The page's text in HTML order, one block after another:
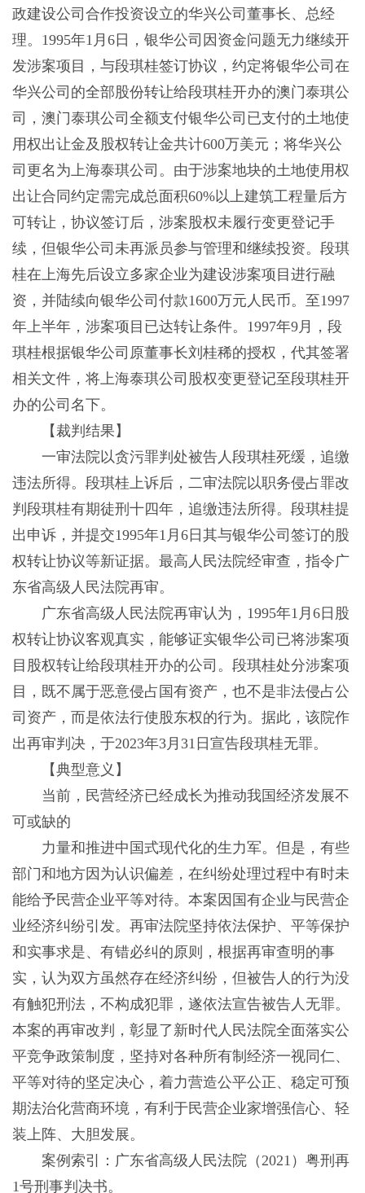
政建设公司合作投资设立的华兴公司董事长、总经
理。1995年1月6日，银华公司因资金问题无力继续开
发涉案项目，与段琪桂签订协议，约定将银华公司在
华兴公司的全部股份转让给段琪桂开办的澳门泰琪公
司，澳门泰琪公司全额支付银华公司已支付的土地使
用权出让金及股权转让金共计600万美元；将华兴公
司更名为上海泰琪公司。由于涉案地块的土地使用权
出让合同约定需完成总面积60%以上建筑工程量后方
可转让，协议签订后，涉案股权未履行变更登记手
续，但银华公司未再派员参与管理和继续投资。段琪
桂在上海先后设立多家企业为建设涉案项目进行融
资，并陆续向银华公司付款1600万元人民币。至1997
年上半年，涉案项目已达转让条件。1997年9月，段
琪桂根据银华公司原董事长刘桂稀的授权，代其签署
相关文件，将上海泰琪公司股权变更登记至段琪桂开
办的公司名下。
【裁判结果】
一审法院以贪污罪判处被告人段琪桂死缓，追缴
违法所得。段琪桂上诉后，二审法院以职务侵占罪改
判段琪桂有期徒刑十四年，追缴违法所得。段琪桂提
出申诉，并提交1995年1月6日其与银华公司签订的股
权转让协议等新证据。最高人民法院经审查，指令广
东省高级人民法院再审。
广东省高级人民法院再审认为，1995年1月6日股
权转让协议客观真实，能够证实银华公司已将涉案项
目股权转让给段琪桂开办的公司。段琪桂处分涉案项
目，既不属于恶意侵占国有资产，也不是非法侵占公
司资产，而是依法行使股东权的行为。据此，该院作
出再审判决，于2023年3月31日宣告段琪桂无罪。
【典型意义】
当前，民营经济已经成长为推动我国经济发展不
可或缺的
力量和推进中国式现代化的生力军。但是，有些
部门和地方因为认识偏差，在纠纷处理过程中有时未
能给予民营企业平等对待。本案因国有企业与民营企
业经济纠纷引发。再审法院坚持依法保护、平等保护
和实事求是、有错必纠的原则，根据再审查明的事
实，认为双方虽然存在经济纠纷，但被告人的行为没
有触犯刑法，不构成犯罪，遂依法宣告被告人无罪。
本案的再审改判，彰显了新时代人民法院全面落实公
平竞争政策制度，坚持对各种所有制经济一视同仁、
平等对待的坚定决心，着力营造公平公正、稳定可预
期法治化营商环境，有利于民营企业家增强信心、轻
装上阵、大胆发展。
案例索引：广东省高级人民法院（2021）粤刑再
1号刑事判决书。